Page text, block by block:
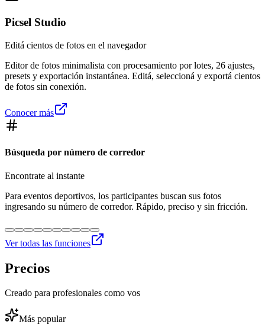
Picsel Studio
Editá cientos de fotos en el navegador
Editor de fotos minimalista con procesamiento por lotes, 26 ajustes,
presets y exportación instantánea. Editá, seleccioná y exportá cientos
de fotos sin conexión.
Conocer más
Búsqueda por número de corredor
Encontrate al instante
Para eventos deportivos, los participantes buscan sus fotos
ingresando su número de corredor. Rápido, preciso y sin fricción.
Ver todas las funciones
Precios
Creado para profesionales como vos
Más popular